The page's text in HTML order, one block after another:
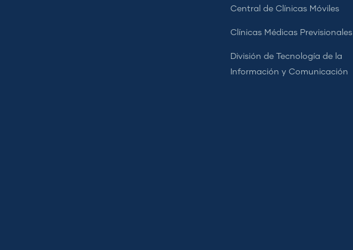
Central de Clínicas Móviles
Clínicas Médicas Previsionales
División de Tecnología de la
Información y Comunicación